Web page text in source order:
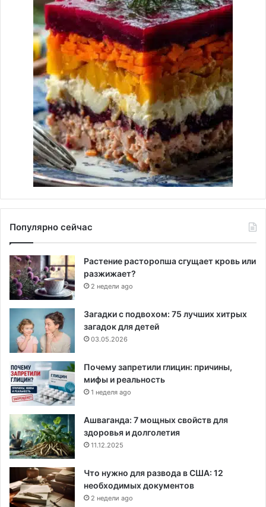
Популярно сейчас
Растение расторопша сгущает кровь или
разжижает?
2 недели ago
Загадки с подвохом: 75 лучших хитрых
загадок для детей
03.05.2026
Почему запретили глицин: причины,
мифы и реальность
1 неделя ago
Ашваганда: 7 мощных свойств для
здоровья и долголетия
11.12.2025
Что нужно для развода в США: 12
необходимых документов
2 недели ago